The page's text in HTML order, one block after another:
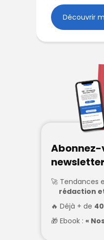
Découvrir
Abonnez-
newsletter
Tendances
rédaction et
Déjà + de
Ebook : «